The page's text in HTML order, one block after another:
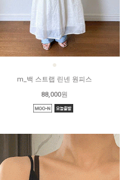
●
m_백 스트랩 린넨 원피스
88,000원